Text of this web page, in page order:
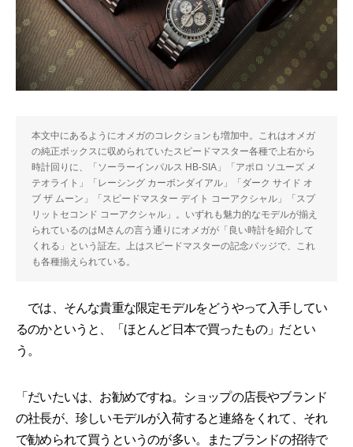
本文中にあるようにオメガのコレクションも増加中。これはオメガ
の純正ボックスに収められていたスピードマスター各種で上右から
時計回りに、「ソーラーインパルス HB-SIA」「アポロ ソユーズ メ
テオライト」「レーシング カーボンダイアル」「ダーク サイド オ
ブ ザ ムーン」「スピードマスター デイト コーアクシャル」「スプ
リットセコンド コーアクシャル」。いずれも魅力的なモデルが揃え
られているのはMさんの言う通りにオメガが「良い時計を紹介して
くれる」という証左。上はスピードマスターの記念バッジで、これ
も各種揃えられている。
では、そんな貴重な限定モデルをどうやって入手してい
るのかというと、「ほとんど日本で買ったもの」だとい
う。
「だいたいは、お勧めですね。ショップの店長やブランド
の社長が、珍しいモデルが入荷すると連絡をくれて、それ
で勧められて買うというのが多い。またブランドの招待で